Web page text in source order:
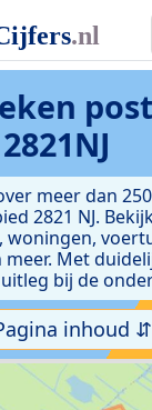
2821NJ
meer dan
2821 NJ.
woningen,
Met
bij de
inhoud ⇵